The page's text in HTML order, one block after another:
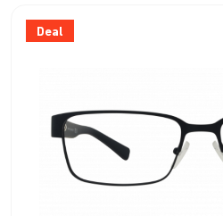
Deal